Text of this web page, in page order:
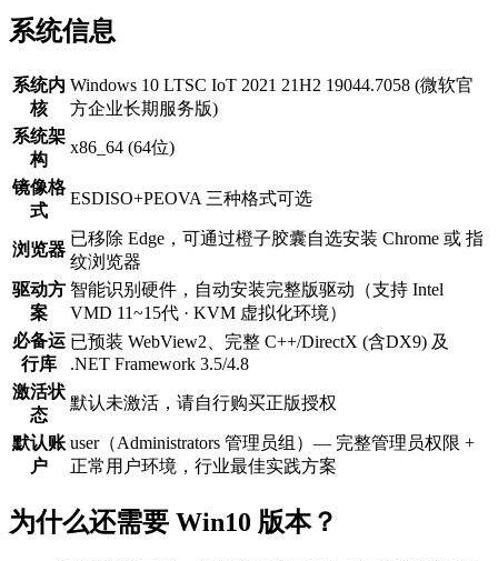
系统信息
系统内
核
Windows 10 LTSC IoT 2021 21H2 19044.7058 (微软官
方企业长期服务版)
系统架
构
x86_64 (64位)
镜像格
式
ESDISO+PEOVA 三种格式可选
浏览器
已移除 Edge，可通过橙子胶囊自选安装 Chrome 或 指
纹浏览器
驱动方
案
智能识别硬件，自动安装完整版驱动（支持 Intel
VMD 11~15代 · KVM 虚拟化环境）
必备运
行库
已预装 WebView2、完整 C++/DirectX (含DX9) 及
.NET Framework 3.5/4.8
激活状
态
默认未激活，请自行购买正版授权
默认账
户
user（Administrators 管理员组）— 完整管理员权限 +
正常用户环境，行业最佳实践方案
为什么还需要 Win10 版本？